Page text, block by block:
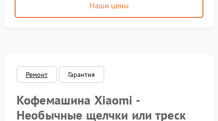
Наши цены
Ремонт Гарантия
Кофемашина Xiaomi -
Необычные щелчки или треск